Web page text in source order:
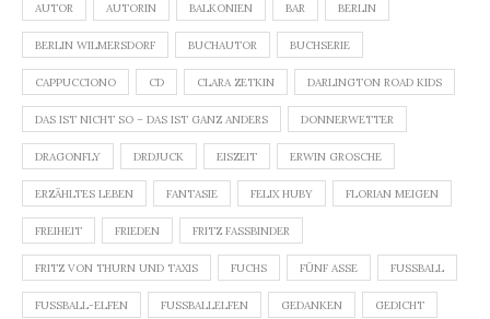
AUTOR AUTORIN BALKONIEN BAR BERLIN
BERLIN WILMERSDORF BUCHAUTOR BUCHSERIE
CAPPUCCIONO CD CLARA ZETKIN DARLINGTON ROAD KIDS
DAS IST NICHT SO – DAS IST GANZ ANDERS DONNERWETTER
DRAGONFLY DRDJUCK EISZEIT ERWIN GROSCHE
ERZÄHLTES LEBEN FANTASIE FELIX HUBY FLORIAN MEIGEN
FREIHEIT FRIEDEN FRITZ FASSBINDER
FRITZ VON THURN UND TAXIS FUCHS FÜNF ASSE FUSSBALL
FUSSBALL-ELFEN FUSSBALLELFEN GEDANKEN GEDICHT